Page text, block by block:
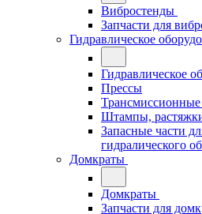
Вибростенды
Запчасти для
Гидравлическое
Гидравлическое
Прессы
Штампы,
Запасные части
гидралического
Домкраты
Домкраты
Запчасти для